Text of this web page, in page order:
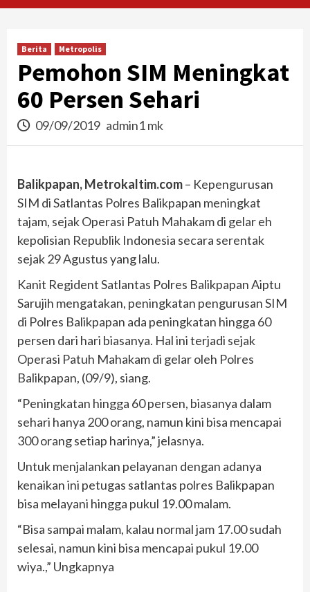
Berita Metropolis
Pemohon SIM Meningkat
60 Persen Sehari
09/09/2019 admin1 mk
Balikpapan, Metrokaltim.com– Kepengurusan
SIM di Satlantas Polres Balikpapan meningkat
tajam, sejak Operasi Patuh Mahakam di gelar eh
kepolisian Republik Indonesia secara serentak
sejak 29 Agustus yang lalu.
Kanit Regident Satlantas Polres Balikpapan Aiptu
Sarujih mengatakan, peningkatan pengurusan SIM
di Polres Balikpapan ada peningkatan hingga 60
persen dari hari biasanya. Hal ini terjadi sejak
Operasi Patuh Mahakam di gelar oleh Polres
Balikpapan, (09/9), siang.
“Peningkatan hingga 60 persen, biasanya dalam
sehari hanya 200 orang, namun kini bisa mencapai
300 orang setiap harinya,” jelasnya.
Untuk menjalankan pelayanan dengan adanya
kenaikan ini petugas satlantas polres Balikpapan
bisa melayani hingga pukul 19.00 malam.
“Bisa sampai malam, kalau normal jam 17.00 sudah
selesai, namun kini bisa mencapai pukul 19.00
wiya.,” Ungkapnya